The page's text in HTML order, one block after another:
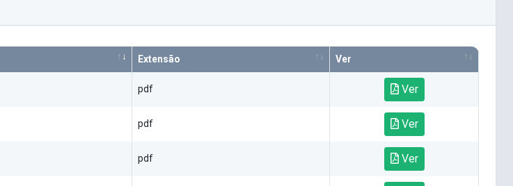
Extensão Ver
pdf Ver
pdf Ver
pdf Ver